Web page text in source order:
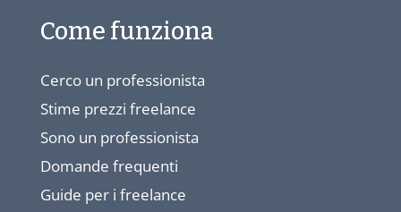
Come funziona
Cerco un professionista
Stime prezzi freelance
Sono un professionista
Domande frequenti
Guide per i freelance